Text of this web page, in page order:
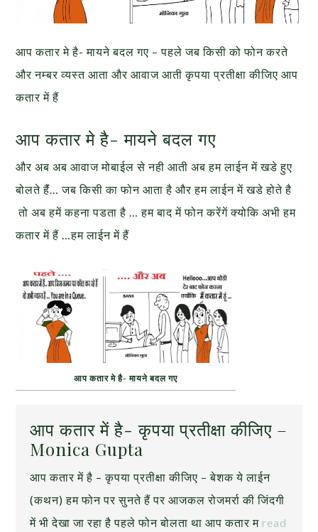
आप कतार मे है- मायने बदल गए – पहले जब किसी को फोन करते
और नम्बर व्यस्त आता और आवाज आती कृपया प्रतीक्षा कीजिए आप
कतार में हैं
आप कतार मे है- मायने बदल गए
और अब अब आवाज मोबाईल से नही आती अब हम लाईन में खडे हुए
बोलते हैंं… जब किसी का फोन आता है और हम लाईन में खडे होते है
तो अब हमें कहना पडता है … हम बाद में फोन करेंगें क्योकि अभी हम
कतार में हैं …हम लाईन में हैं
आप कतार मे है- मायने बदल गए
आप कतार में है- कृपया प्रतीक्षा कीजिए –
Monica Gupta
आप कतार में है – कृपया प्रतीक्षा कीजिए – बेशक ये लाईन
(कथन) हम फोन पर सुनते हैं पर आजकल रोजमर्रा की जिंदगी
में भी देखा जा रहा है पहले फोन बोलता था आप कतार म read